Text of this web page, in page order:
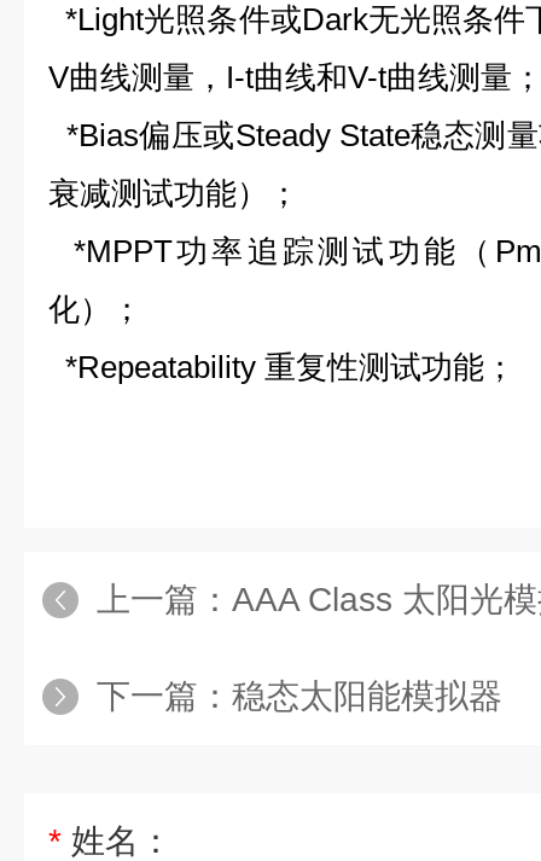
*Light光照条件或Dark无光照条件
V曲线测量，I-t曲线和V-t曲线测量
*Bias偏压或Steady State稳态测
衰减测试功能）；
*MPPT功率追踪测试功能（
化）；
*Repeatability 重复性测试功能；
上一篇： AAA Class 太阳光
下一篇： 稳态太阳能模拟器
* 姓名：